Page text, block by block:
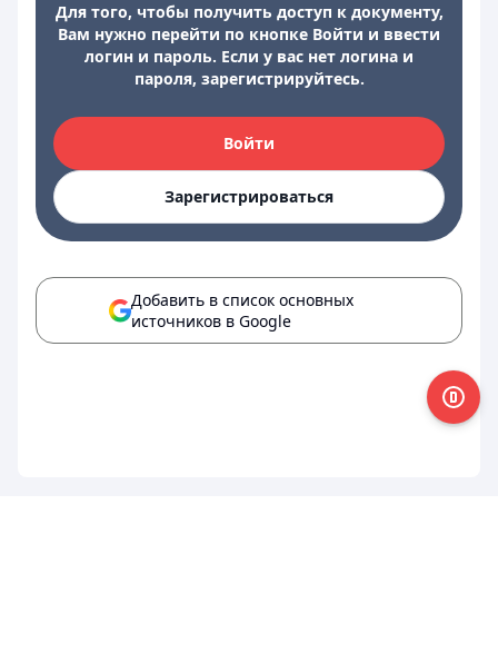
Для того, чтобы получить доступ к документу,
Вам нужно перейти по кнопке Войти и ввести
логин и пароль. Если у вас нет логина и
пароля, зарегистрируйтесь.
Войти
Зарегистрироваться
Добавить в список основных
источников в Google